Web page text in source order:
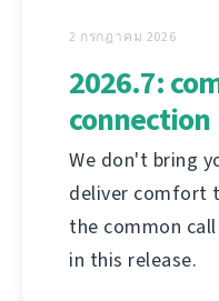
2 กรกฎาคม 2026
2026.7:
connection
We don't bring
deliver comfort
the common
in this release.